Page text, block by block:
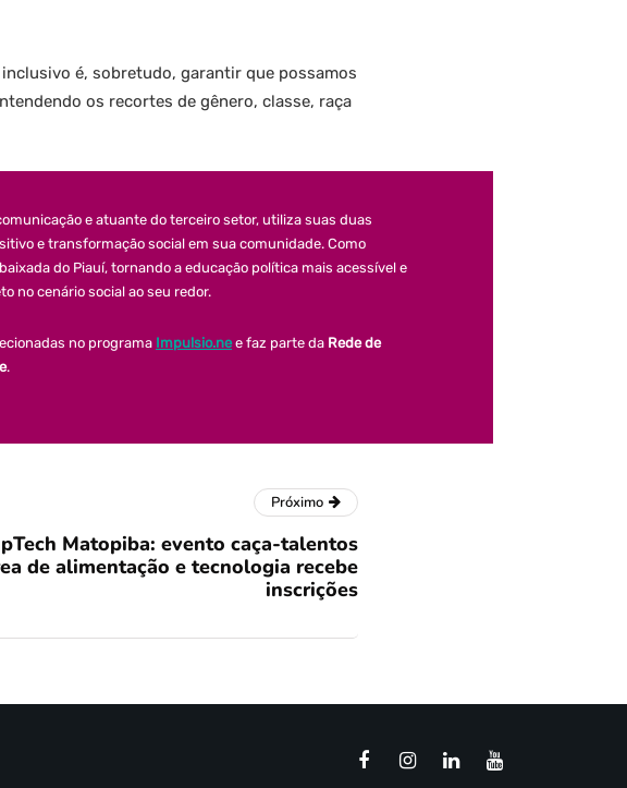
é, sobretudo, garantir que possamos
os recortes de gênero, classe, raça
e atuante do terceiro setor, utiliza suas duas
e transformação social em sua comunidade. Como
do Piauí, tornando a educação política mais acessível e
no cenário social ao seu redor.
no programa Impulsio.nee faz parte da Rede de
.
Próximo
Matopiba: evento caça-talentos
de alimentação e tecnologia recebe
inscrições